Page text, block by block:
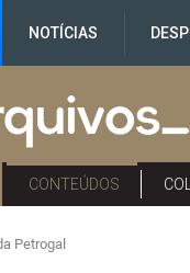
NOTÍCIAS
CONTEÚDOS
Petrogal